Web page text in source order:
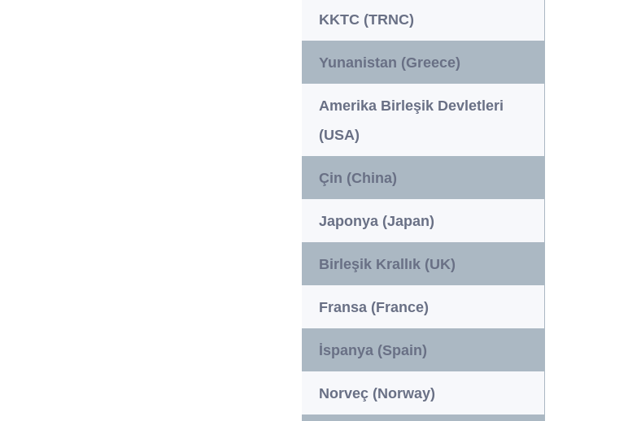
KKTC (TRNC)
Yunanistan (Greece)
Amerika Birleşik Devletleri
(USA)
Çin (China)
Japonya (Japan)
Birleşik Krallık (UK)
Fransa (France)
İspanya (Spain)
Norveç (Norway)